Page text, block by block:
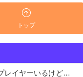
トップ
レイヤーいるけど…